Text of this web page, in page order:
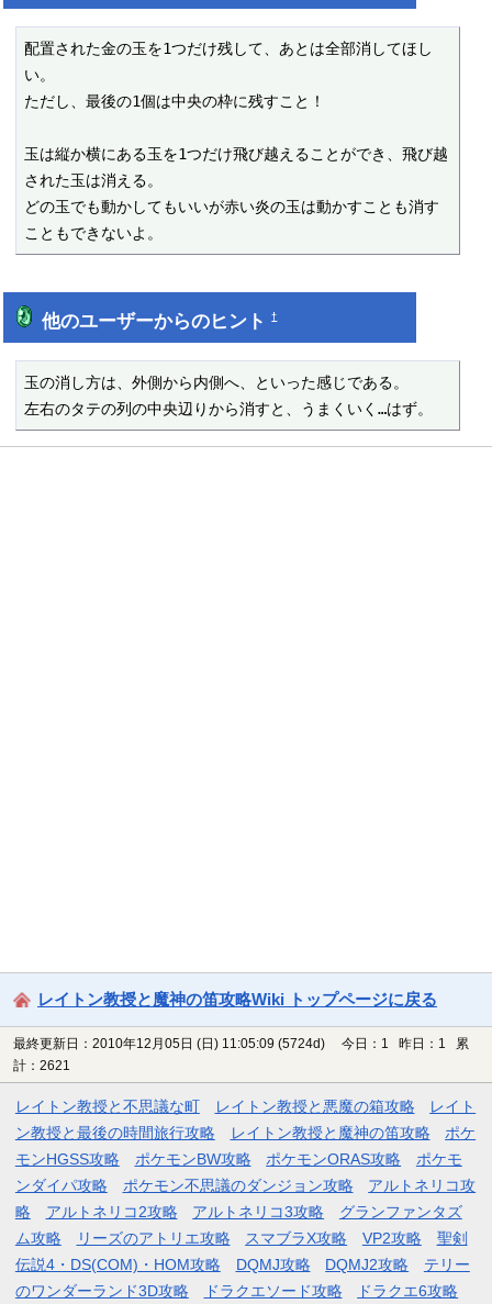
配置された金の玉を1つだけ残して、あとは全部消してほし
い。
ただし、最後の1個は中央の枠に残すこと！
玉は縦か横にある玉を1つだけ飛び越えることができ、飛び越
された玉は消える。
どの玉でも動かしてもいいが赤い炎の玉は動かすことも消す
他のユーザーからのヒント†
玉の消し方は、外側から内側へ、といった感じである。
左右のタテの列の中央辺りから消すと、うまくいく…はず。
レイトン教授と魔神の笛攻略Wiki トップページに戻る
最終更新日：2010年12月05日 (日) 11:05:09 (5724d)
今日：1 昨日：1 累
計：2621
レイトン教授と不思議な町 レイトン教授と悪魔の箱攻略
レイト
ン教授と最後の時間旅行攻略
レイトン教授と魔神の笛攻略
ポケ
モンHGSS攻略
ポケモンBW攻略 ポケモンORAS攻略
ポケモ
ンダイパ攻略
ポケモン不思議のダンジョン攻略
アルトネリコ攻
略
アルトネリコ2攻略 アルトネリコ3攻略
グランファンタズ
ム攻略
リーズのアトリエ攻略 スマブラX攻略 VP2攻略
聖剣
伝説4・DS(COM)・HOM攻略
DQMJ攻略 DQMJ2攻略
テリー
のワンダーランド3D攻略
ドラクエソード攻略 ドラクエ6攻略